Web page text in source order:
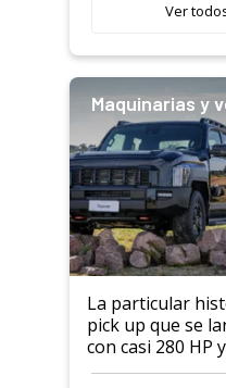
Ver
Maquinarias y
La particular
pick up que se
con casi 280 HP
cuánto se vende